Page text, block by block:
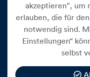
Datenschutz
Impressum
Widerrufsbelehrung
akzeptieren", um
erlauben, die für
notwendig sind.
Einstellungen“
selbst